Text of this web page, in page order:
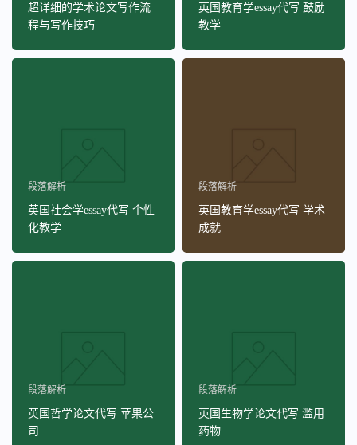
超详细的学术论文写作流
程与写作技巧
英国教育学essay代写 鼓励
教学
段落解析
英国社会学essay代写 个性
化教学
段落解析
英国教育学essay代写 学术
成就
段落解析
英国哲学论文代写 苹果公
司
段落解析
英国生物学论文代写 滥用
药物